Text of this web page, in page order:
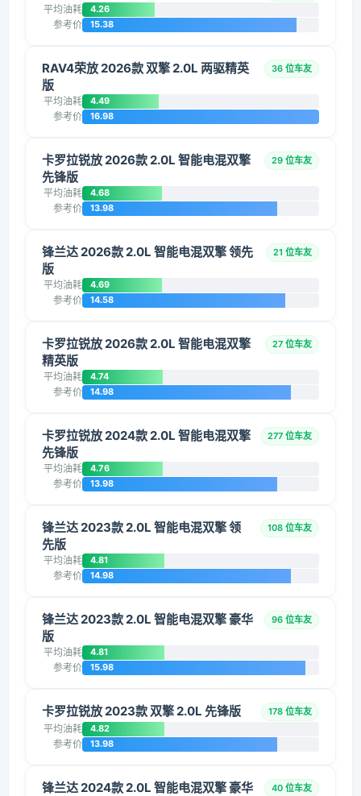
平均油耗 4.26
参考价 15.38
RAV4荣放 2026款 双擎 2.0L 两驱精英
版
36 位车友
平均油耗 4.49
参考价 16.98
卡罗拉锐放 2026款 2.0L 智能电混双擎
先锋版
29 位车友
平均油耗 4.68
参考价 13.98
锋兰达 2026款 2.0L 智能电混双擎 领先
版
21 位车友
平均油耗 4.69
参考价 14.58
卡罗拉锐放 2026款 2.0L 智能电混双擎
精英版
27 位车友
平均油耗 4.74
参考价 14.98
卡罗拉锐放 2024款 2.0L 智能电混双擎
先锋版
277 位车友
平均油耗 4.76
参考价 13.98
锋兰达 2023款 2.0L 智能电混双擎 领
先版
108 位车友
平均油耗 4.81
参考价 14.98
锋兰达 2023款 2.0L 智能电混双擎 豪华
版
96 位车友
平均油耗 4.81
参考价 15.98
卡罗拉锐放 2023款 双擎 2.0L 先锋版 178 位车友
平均油耗 4.82
参考价 13.98
锋兰达 2024款 2.0L 智能电混双擎 豪华
40 位车友